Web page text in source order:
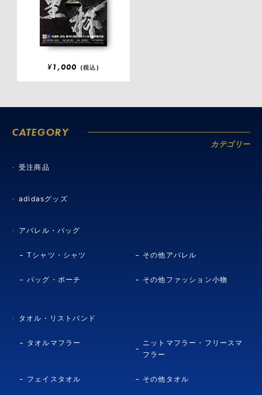
¥1,000 (税込)
CATEGORY
カテゴリー
受注商品
adidasグッズ
アパレル・バッグ
Tシャツ・シャツ その他アパレル
バッグ・ポーチ その他ファッション小物
タオル・リストバンド
タオルマフラー
ニットマフラー・フリースマ
フラー
フェイスタオル その他タオル